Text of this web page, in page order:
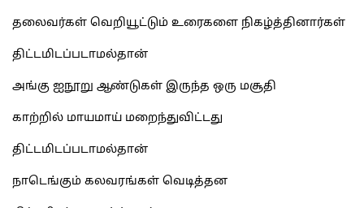
தலைவர்கள் வெறியூட்டும் உரைகளை நிகழ்த்தினார்கள்
திட்டமிடப்படாமல்தான்
அங்கு ஐநூறு ஆண்டுகள் இருந்த ஒரு மசூதி
காற்றில் மாயமாய் மறைந்துவிட்டது
திட்டமிடப்படாமல்தான்
நாடெங்கும் கலவரங்கள் வெடித்தன